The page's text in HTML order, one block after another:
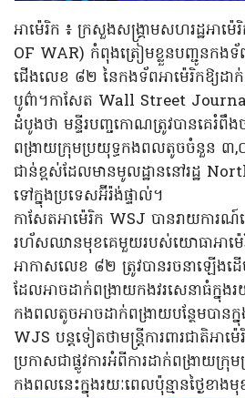
អាម៉េរិក ៖ ក្រសួងសង្គ្រាមសហរដ្ឋអាម៉
OF WAR) កំពុងត្រៀមខ្លួនបញ្ជូនកងទ័
ជើងលេខ ៨២ នៃកងទ័ពអាម៉េរិកឱ្យដា
បូព៌ា។កាសែត Wall Street
ដំបូងថា មន្ទីរបញ្ចកោណត្រូវបានគេរំពឹង
ពង្រាយក្រុមប្រយុទ្ធកងពលតូចចំនួន ៣,
ជាន់ខ្ពស់ដែលមានមូលដ្ឋាននៅរដ្ឋ
ទៅក្នុងប្រទេសអ៊ីរ៉ង់ផ្ទាល់។
កាសែតអាម៉េរិក WSJ បានរាយការណ៍
រហ័សឈានមុខគេមួយរបស់យោធាអាម៉េ
អាកាសលេខ ៨២ ត្រូវបានរចនាឡើងដ
ដែលអាចដាក់ពង្រាយកងវរសេនាធំក្នុ
កងពលតូចអាចដាក់ពង្រាយបន្ថែមបា
WJS បន្តទៀតថាមន្ត្រីការពារជាតិអាម៉
ប្រកាសជាផ្លូវការអំពីការដាក់ពង្រាយក្
កងពលនេះក្នុងរយៈពេលប៉ុន្មានថ្ងៃខាង